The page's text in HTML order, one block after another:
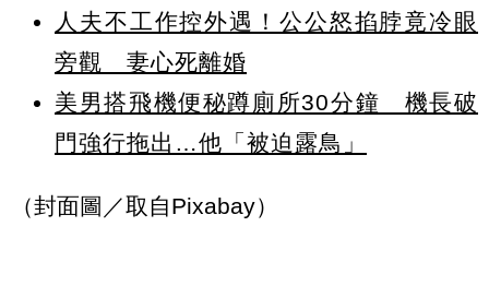
人夫不工作控外遇！公公怒掐脖竟冷眼
旁觀 妻心死離婚
美男搭飛機便秘蹲廁所30分鐘 機長破
門強行拖出…他「被迫露鳥」
（封面圖／取自Pixabay）